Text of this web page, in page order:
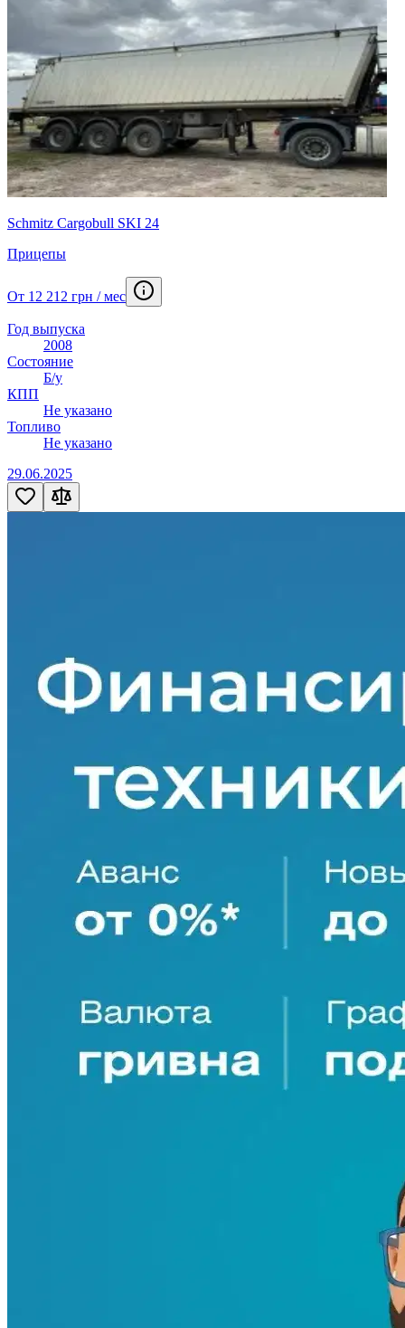
Schmitz Cargobull SKI 24
Прицепы
От 12 212 грн / мес
Год выпуска
2008
Состояние
Б/у
КПП
Не указано
Топливо
Не указано
29.06.2025